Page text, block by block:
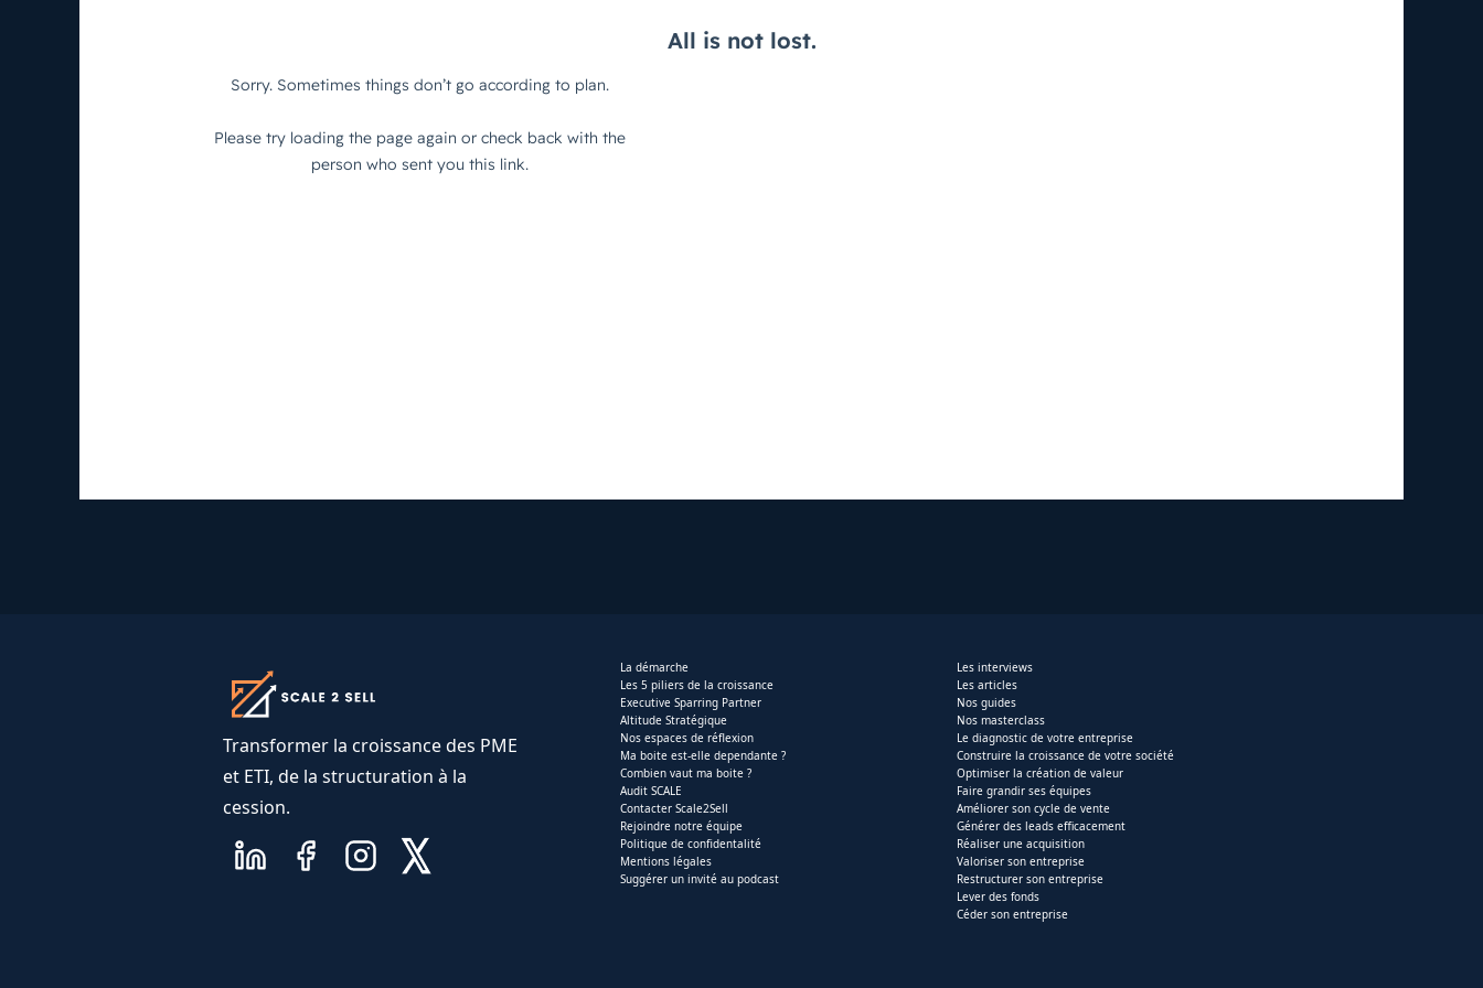
Transformer la croissance des PME
et ETI, de la structuration à la
cession.
La démarche
Les 5 piliers de la croissance
Executive Sparring Partner
Altitude Stratégique
Nos espaces de réflexion
Ma boite est-elle dependante ?
Combien vaut ma boite ?
Audit SCALE
Contacter Scale2Sell
Rejoindre notre équipe
Politique de confidentalité
Mentions légales
Suggérer un invité au podcast
Les interviews
Les articles
Nos guides
Nos masterclass
Le diagnostic de votre entreprise
Construire la croissance de votre société
Optimiser la création de valeur
Faire grandir ses équipes
Améliorer son cycle de vente
Générer des leads efficacement
Réaliser une acquisition
Valoriser son entreprise
Restructurer son entreprise
Lever des fonds
Céder son entreprise